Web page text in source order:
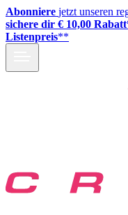
Abonniere jetzt unseren
sichere dir € 10,00
Listenpreis**